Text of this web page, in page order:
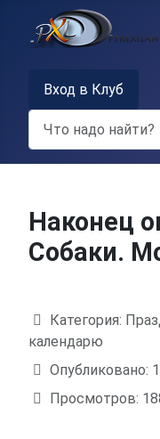
Вход в Клуб
Наконец
Собаки.
Категория:
календарю
Опубликовано:
Просмотров: